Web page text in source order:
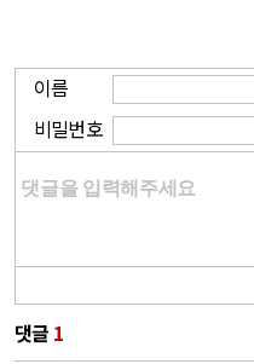
이름
비밀번호
댓글 1